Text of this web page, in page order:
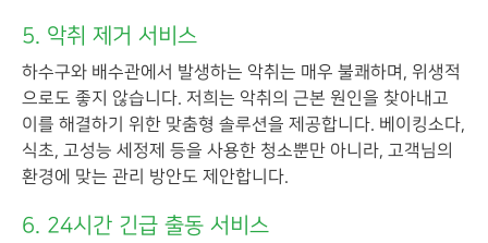
5. 악취 제거 서비스
하수구와 배수관에서 발생하는 악취는 매우 불쾌하며, 위생적
으로도 좋지 않습니다. 저희는 악취의 근본 원인을 찾아내고
이를 해결하기 위한 맞춤형 솔루션을 제공합니다. 베이킹소다,
식초, 고성능 세정제 등을 사용한 청소뿐만 아니라, 고객님의
환경에 맞는 관리 방안도 제안합니다.
6. 24시간 긴급 출동 서비스